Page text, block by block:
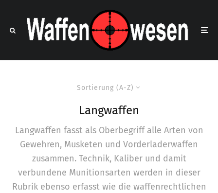
Sortierung (A-Z)
Langwaffen
Langwaffen fasst als Oberbegriff alle Arten von
Gewehren, Musketen und Vorderladerwaffen
zusammen. Technik, Kaliber und damit
verbundene Munitionsarten werden in dieser
Rubrik ebenso erfasst wie die waffenrechtlichen